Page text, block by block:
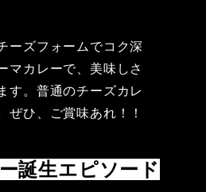
ーズフォームでコク深
マカレーで、美味しさ
す。普通のチーズカレ
ぜひ、ご賞味あれ！！
誕生エピソード